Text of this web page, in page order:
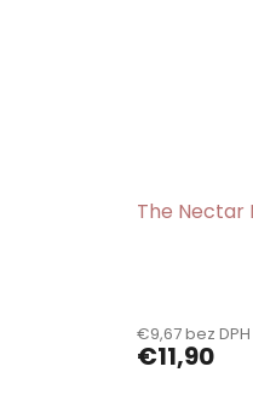
The Nectar
€9,67 bez DPH
€11,90